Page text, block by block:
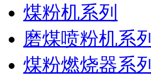
煤粉机系列
磨煤喷粉机系列
煤粉燃烧器系列